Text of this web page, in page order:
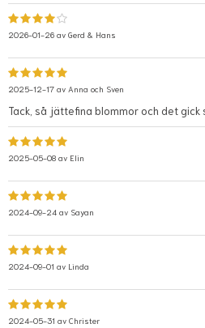
2026-01-26 av Gerd & Hans
2025-12-17 av Anna och Sven
Tack, så jättefina blommor och det
2025-05-08 av Elin
2024-09-24 av Sayan
2024-09-01 av Linda
2024-05-31 av Christer